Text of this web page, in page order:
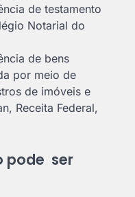
de testamento
Notarial do
de bens
por meio de
de imóveis e
Receita Federal,
pode ser